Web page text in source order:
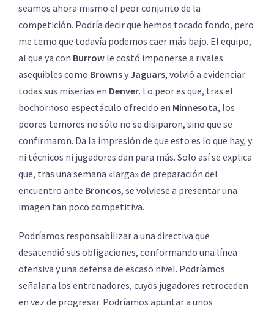
seamos ahora mismo el peor conjunto de la
competición. Podría decir que hemos tocado fondo, pero
me temo que todavía podemos caer más bajo. El equipo,
al que ya con Burrow le costó imponerse a rivales
asequibles como BrownsyJaguars, volvió a evidenciar
todas sus miserias en Denver. Lo peor es que, tras el
bochornoso espectáculo ofrecido en Minnesota, los
peores temores no sólo no se disiparon, sino que se
confirmaron. Da la impresión de que esto es lo que hay, y
ni técnicos ni jugadores dan para más. Solo así se explica
que, tras una semana «larga» de preparación del
encuentro ante Broncos, se volviese a presentar una
imagen tan poco competitiva.
Podríamos responsabilizar a una directiva que
desatendió sus obligaciones, conformando una línea
ofensiva y una defensa de escaso nivel. Podríamos
señalar a los entrenadores, cuyos jugadores retroceden
en vez de progresar. Podríamos apuntar a unos